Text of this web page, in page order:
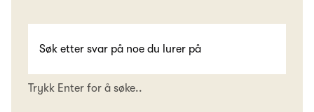
Trykk Enter for å søke..